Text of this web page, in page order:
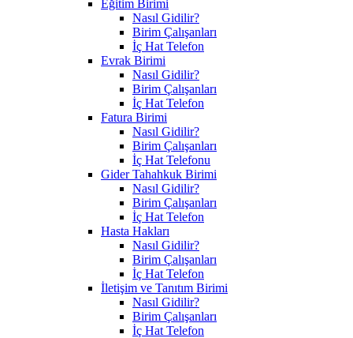
Eğitim Birimi
Nasıl Gidilir?
Birim Çalışanları
İç Hat Telefon
Evrak Birimi
Nasıl Gidilir?
Birim Çalışanları
İç Hat Telefon
Fatura Birimi
Nasıl Gidilir?
Birim Çalışanları
İç Hat Telefonu
Gider Tahahkuk Birimi
Nasıl Gidilir?
Birim Çalışanları
İç Hat Telefon
Hasta Hakları
Nasıl Gidilir?
Birim Çalışanları
İç Hat Telefon
İletişim ve Tanıtım Birimi
Nasıl Gidilir?
Birim Çalışanları
İç Hat Telefon